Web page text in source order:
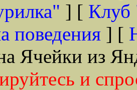
] [ Клуб
поведения ] [
Ячейки из
и